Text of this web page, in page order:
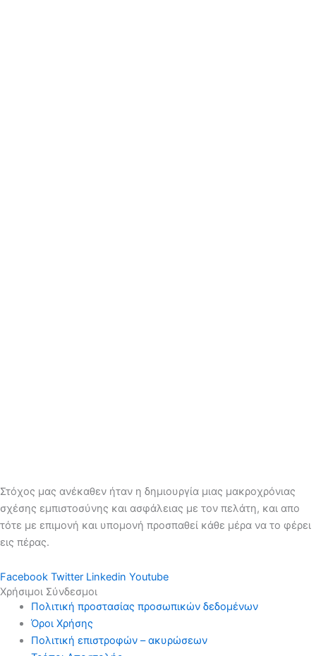
Στόχος μας ανέκαθεν ήταν η δημιουργία μιας μακροχρόνιας
σχέσης εμπιστοσύνης και ασφάλειας με τον πελάτη, και απο
τότε με επιμονή και υπομονή προσπαθεί κάθε μέρα να το φέρει
εις πέρας.
Facebook Twitter Linkedin Youtube
Χρήσιμοι Σύνδεσμοι
Πολιτική προστασίας προσωπικών δεδομένων
Όροι Χρήσης
Πολιτική επιστροφών – ακυρώσεων